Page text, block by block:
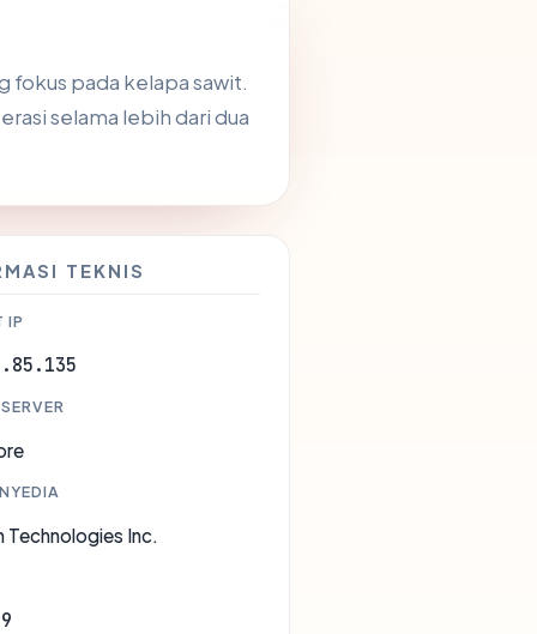
fokus pada kelapa sawit.
selama lebih dari dua
TEKNIS
IP
Technologies Inc.